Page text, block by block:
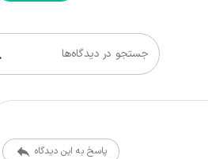
جستجو در دیدگاه‌ها
پاسخ به این دیدگاه